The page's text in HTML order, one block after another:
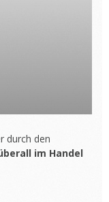
durch den
im Handel